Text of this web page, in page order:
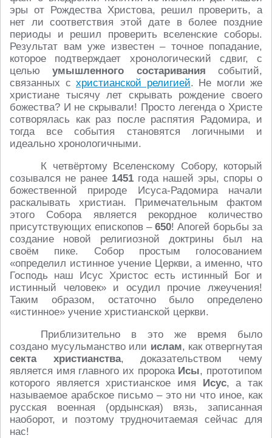
эры от Рождества Христова, решил проверить, а
нет ли соответствия этой дате в более поздние
периоды и решил проверить вселенские соборы.
Результат вам уже известен – точное попадание,
которое подтверждает хронологический сдвиг, с
цельюумышленного состаривания событий,
связанных с христианской религией. Не могли же
христиане тысячу лет скрывать рождение своего
божества? И не скрывали! Просто легенда о Христе
сотворялась как раз после распятия Радомира, и
тогда все события становятся логичными и
идеально хронологичными.
К четвёртому Вселенскому Собору, который
созывался не ранее 1451 года нашей эры, споры о
божественной природе Исуса-Радомира начали
раскалывать христиан. Примечательным фактом
этого Собора является рекордное количество
присутствующих епископов – 650! Апогей борьбы за
создание новой религиозной доктрины был на
своём пике. Собор простым голосованием
«определил истинное учение Церкви, а именно, что
Господь наш Исус Христос есть истинный Бог и
истинный человек» и осудил прочие лжеучения!
Таким образом, остаточно было определено
«истинное» учение христианской церкви.
Приблизительно в это же время было
создано мусульманство или ислам, как отвергнутая
секта христианства, доказательством чему
является имя главного их пророка Исы, прототипом
которого является христианское имя Исус, а так
называемое арабское письмо – это ни что иное, как
русская военная (ордынская) вязь, записанная
наоборот, и поэтому трудночитаемая сейчас для
нас!